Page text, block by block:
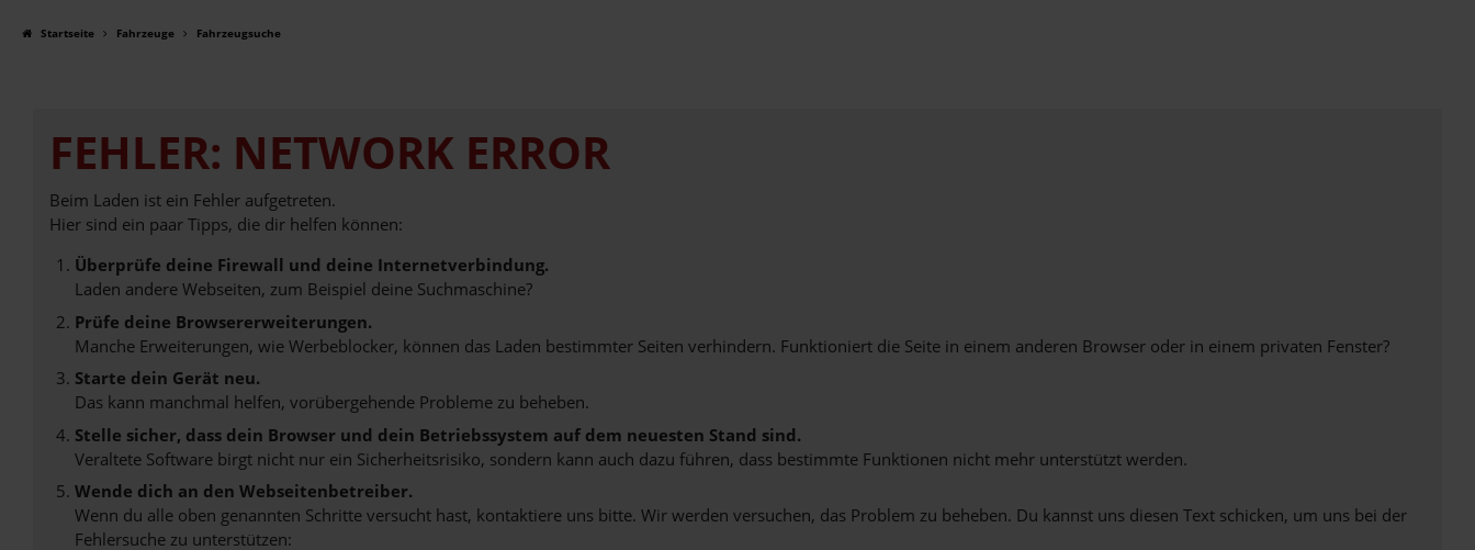
Startseite Fahrzeuge Fahrzeugsuche
FEHLER: NETWORK ERROR
Beim Laden ist ein Fehler aufgetreten.
Hier sind ein paar Tipps, die dir helfen können:
Überprüfe deine Firewall und deine Internetverbindung.
Laden andere Webseiten, zum Beispiel deine Suchmaschine?
Prüfe deine Browsererweiterungen.
Manche Erweiterungen, wie Werbeblocker, können das Laden bestimmter Seiten verhindern. Funktioniert die Seite in einem anderen Browser oder in einem privaten Fenster?
Starte dein Gerät neu.
Das kann manchmal helfen, vorübergehende Probleme zu beheben.
Stelle sicher, dass dein Browser und dein Betriebssystem auf dem neuesten Stand sind.
Veraltete Software birgt nicht nur ein Sicherheitsrisiko, sondern kann auch dazu führen, dass bestimmte Funktionen nicht mehr unterstützt werden.
Wende dich an den Webseitenbetreiber.
Wenn du alle oben genannten Schritte versucht hast, kontaktiere uns bitte. Wir werden versuchen, das Problem zu beheben. Du kannst uns diesen Text schicken, um uns bei der
Fehlersuche zu unterstützen: